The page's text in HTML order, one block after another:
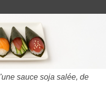
sauce soja salée, de